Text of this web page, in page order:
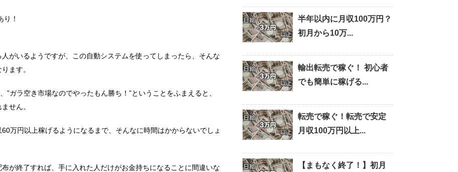
！
がいるようですが、この自動システムを使ってしまったら、そんな
ます。
”ガラ空き市場なのでやったもん勝ち！”ということをふまえると、
せん。
万円以上稼げるようになるまで、そんなに時間はかからないでしょ
が終了すれば、手に入れた人だけがお金持ちになることに間違いな
半年以内に月収100万円？
初月から10万...
輸出転売で稼ぐ！ 初心者
でも簡単に稼げる...
転売で稼ぐ！転売で安定
月収100万円以上...
【まもなく終了！】初月